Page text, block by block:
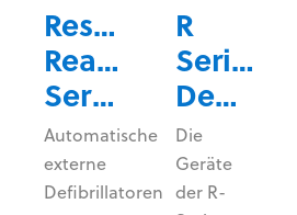
Rescue
Ready-
Service
Automatische
externe
Defibrillatoren
R
Series®
Defibrillator/Monitor
Die
Geräte
der R-